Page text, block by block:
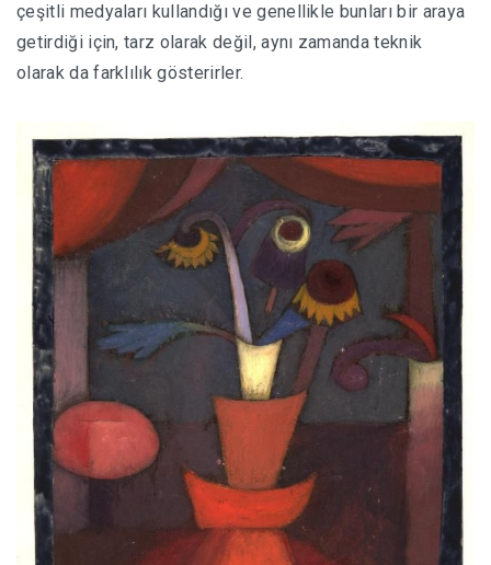
çeşitli medyaları kullandığı ve genellikle bunları bir araya
getirdiği için, tarz olarak değil, aynı zamanda teknik
olarak da farklılık gösterirler.